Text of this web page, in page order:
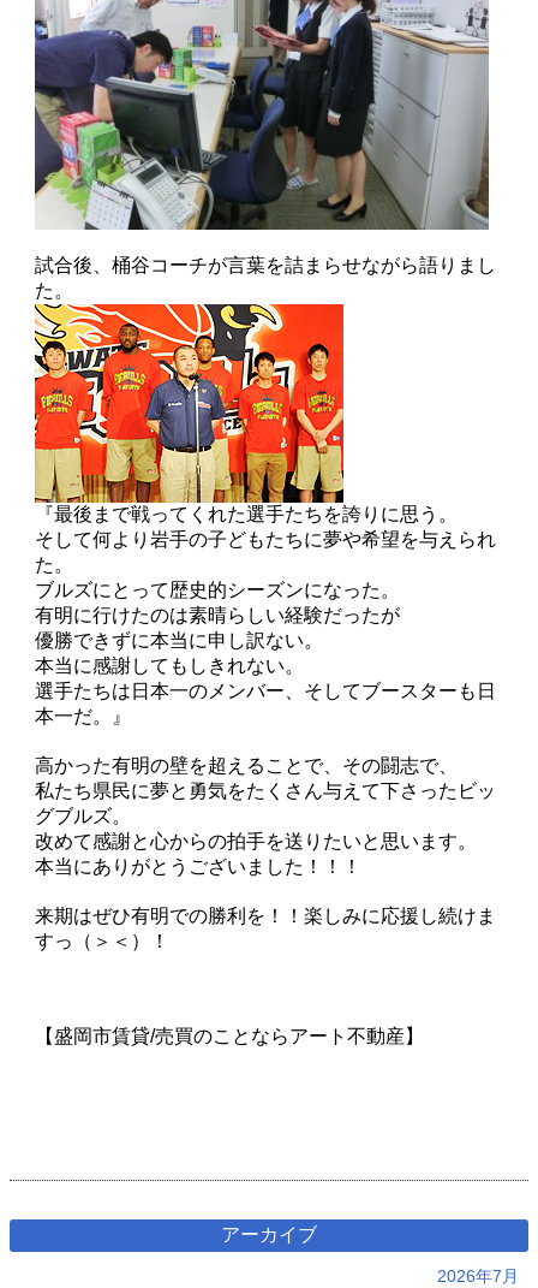
試合後、桶谷コーチが言葉を詰まらせながら語りまし
た。
『最後まで戦ってくれた選手たちを誇りに思う。
そして何より岩手の子どもたちに夢や希望を与えられ
た。
ブルズにとって歴史的シーズンになった。
有明に行けたのは素晴らしい経験だったが
優勝できずに本当に申し訳ない。
本当に感謝してもしきれない。
選手たちは日本一のメンバー、そしてブースターも日
本一だ。』
高かった有明の壁を超えることで、その闘志で、
私たち県民に夢と勇気をたくさん与えて下さったビッ
グブルズ。
改めて感謝と心からの拍手を送りたいと思います。
本当にありがとうございました！！！
来期はぜひ有明での勝利を！！楽しみに応援し続けま
すっ（＞＜）！
【盛岡市賃貸/売買のことならアート不動産】
アーカイブ
2026年7月